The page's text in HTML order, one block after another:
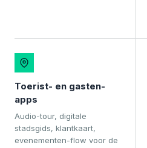
Toerist- en gasten-
apps
Audio-tour, digitale
stadsgids, klantkaart,
evenementen-flow voor de